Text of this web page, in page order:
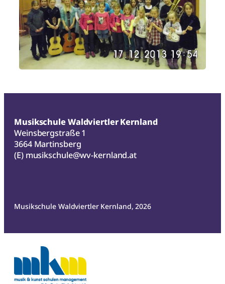
Musikschule Waldviertler Kernland
Weinsbergstraße 1
3664 Martinsberg
(E) musikschule@wv-kernland.at
Musikschule Waldviertler Kernland, 2026